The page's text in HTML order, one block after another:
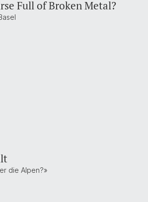
Full of Broken Metal?
die Alpen?»